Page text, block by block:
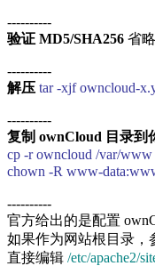
----------
验证 MD5/SHA256 省略
----------
解压 tar -xjf owncloud-
----------
复制 ownCloud 目录到
cp -r owncloud /var/www
chown -R www-
----------
官方给出的是配置
如果作为网站根目录，
直接编辑 /etc/apache2/